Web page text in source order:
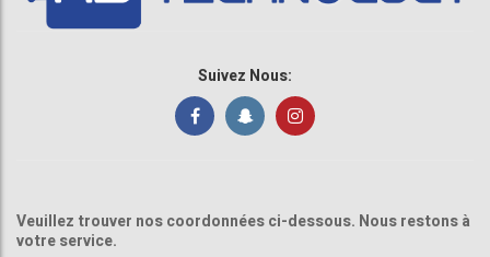
Suivez Nous:
Veuillez trouver nos coordonnées ci-dessous. Nous restons à
votre service.